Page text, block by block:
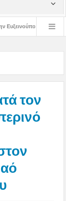
Χειροθεσία Πνευματικού
τον